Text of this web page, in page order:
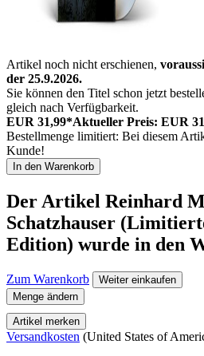
Artikel noch nicht erschienen,
der 25.9.2026.
Sie können den Titel schon jetzt
gleich nach Verfügbarkeit.
EUR 31,99*Aktueller Preis: EUR
Bestellmenge limitiert: Bei diesem
Kunde!
In den Warenkorb
Der Artikel Reinhard
Schatzhauser
Edition) wurde in den
Zum Warenkorb
Weiter einkaufen
Menge ändern
Artikel merken
Versandkosten (United States of